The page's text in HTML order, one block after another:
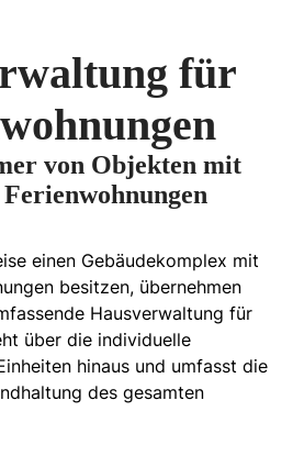
für
von Objekten mit
einen Gebäudekomplex mit
besitzen, übernehmen
Hausverwaltung für
über die individuelle
hinaus und umfasst die
des gesamten